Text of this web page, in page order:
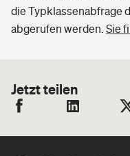
die Typklassenabfrage
abgerufen werden. Sie
Jetzt teilen